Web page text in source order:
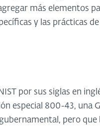
más elementos
y las prácticas
por sus siglas en
especial 800-43, una
pero que